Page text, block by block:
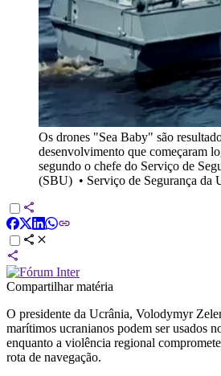
Os drones "Sea Baby" são
desenvolvimento que começaram
segundo o chefe do Serviço de
(SBU) • Serviço de Segurança da
Compartilhar matéria
O presidente da Ucrânia, Volodymyr
marítimos ucranianos podem ser usados
enquanto a violência regional
rota de navegação.